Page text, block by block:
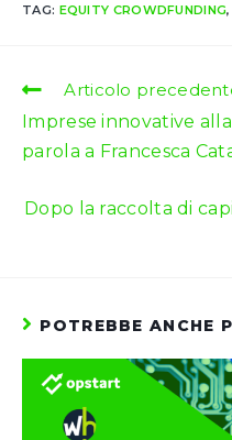
TAG: EQUITY CROWDFUNDING,
Leggi
articoli
Articolo
Imprese innovative
parola a Francesca
Dopo la raccolta di
POTREBBE ANCHE